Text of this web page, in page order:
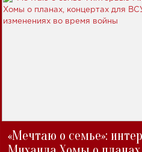
«Мечтаю о семье»: